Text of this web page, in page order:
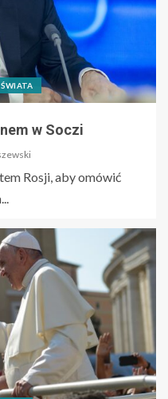
ŚWIATA
w Soczi
Rosji, aby omówić